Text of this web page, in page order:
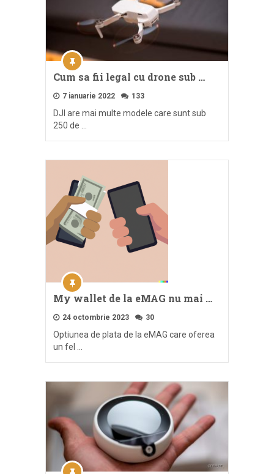
Cum sa fii legal cu drone sub …
7 ianuarie 2022 133
DJI are mai multe modele care sunt sub
250 de …
My wallet de la eMAG nu mai …
24 octombrie 2023 30
Optiunea de plata de la eMAG care oferea
un fel …